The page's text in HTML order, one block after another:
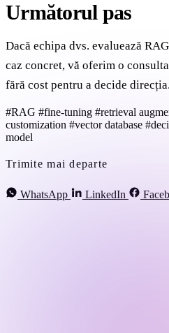
Următorul pas
Dacă echipa dvs. evaluează
caz concret, vă oferim o
fără cost pentru a decide direcția.
#RAG #fine-tuning #retrieval
customization #vector database
model
Trimite mai departe
WhatsApp LinkedIn